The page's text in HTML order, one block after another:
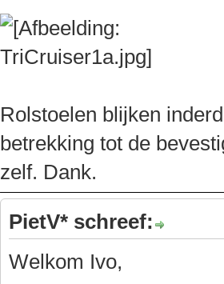
Rolstoelen blijken
betrekking tot de
zelf. Dank.
PietV* schreef:
Welkom Ivo,